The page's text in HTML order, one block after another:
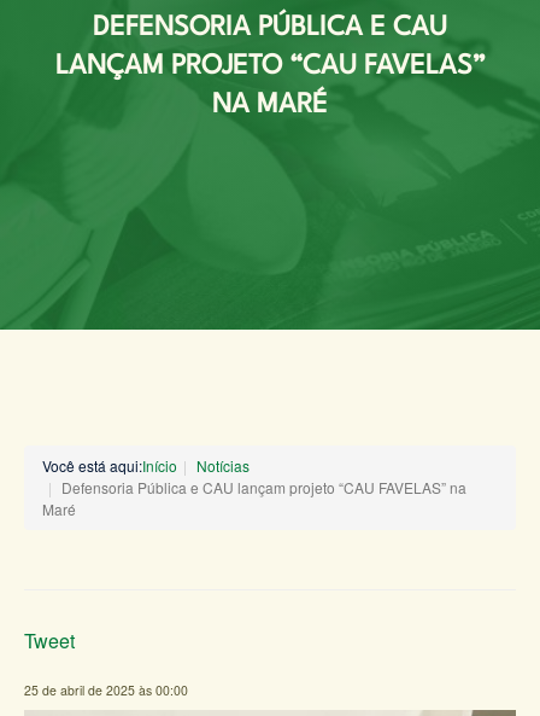
DEFENSORIA PÚBLICA E CAU
LANÇAM PROJETO “CAU FAVELAS”
NA MARÉ
Você está aqui:Início
Notícias
Defensoria Pública e CAU lançam projeto “CAU FAVELAS” na
Maré
Tweet
25 de abril de 2025 às 00:00